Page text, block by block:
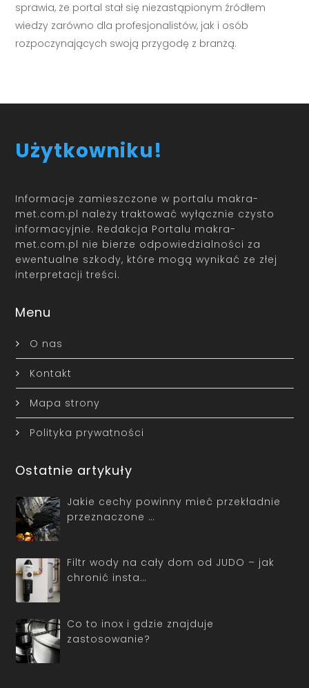
sprawia, że portal stał się niezastąpionym źródłem
wiedzy zarówno dla profesjonalistów, jak i osób
rozpoczynających swoją przygodę z branżą.
Użytkowniku!
Informacje zamieszczone w portalu makra-
met.com.pl należy traktować wyłącznie czysto
informacyjnie. Redakcja Portalu makra-
met.com.pl nie bierze odpowiedzialności za
ewentualne szkody, które mogą wynikać ze złej
interpretacji treści.
Menu
O nas
Kontakt
Mapa strony
Polityka prywatności
Ostatnie artykuły
Jakie cechy powinny mieć przekładnie
przeznaczone …
Filtr wody na cały dom od JUDO – jak
chronić insta…
Co to inox i gdzie znajduje
zastosowanie?